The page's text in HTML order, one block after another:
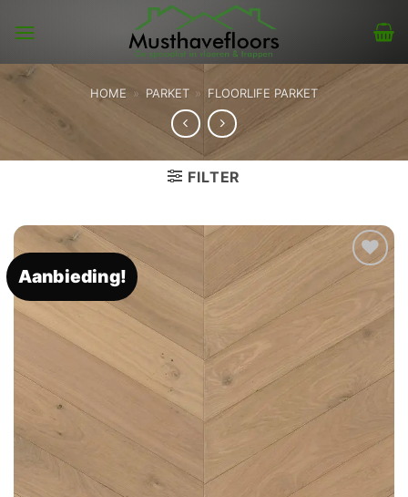
HOME » PARKET » FLOORLIFE PARKET
FILTER
Aanbieding!
Toevoegen
verlanglijst